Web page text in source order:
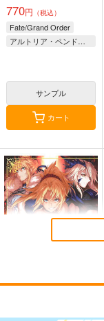
Fate/Grand Order
斎藤一
サンプル
5,500円
巌窟王 エドモン・ダンテス
SAKIYAMAMA GRAN
D ORDER 5.0
440円（税込）
アルトリア・ペンドラゴ
サンプル
作品詳細
770円 （税込）
Fate/Grand Order
アルトリア・ペンドラゴン〔ランサーオルタ〕
サンプル
カート